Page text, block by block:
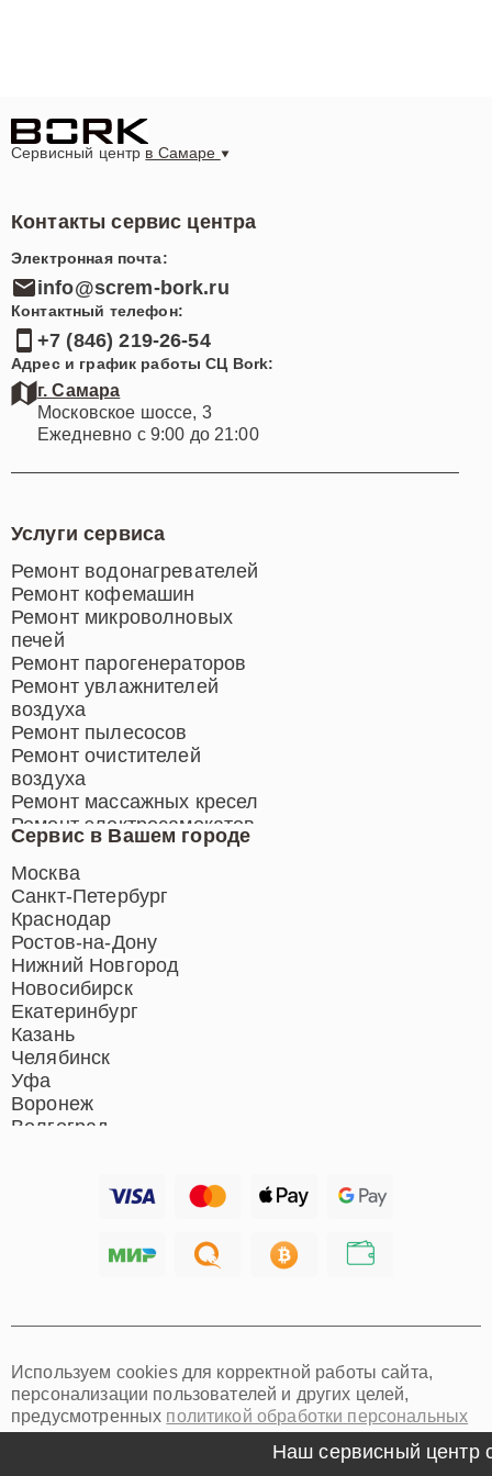
Наш сервисный центр
профессионалам!
Сервисный центр в Самаре
Контакты сервис центра
Электронная почта:
info@screm-bork.ru
Контактный телефон:
+7 (846) 219-26-54
Адрес и график работы СЦ Bork:
г. Самара
Московское шоссе, 3
Ежедневно с 9:00 до 21:00
Сервис в Вашем городе
Москва
Санкт-Петербург
Краснодар
Ростов-на-Дону
Нижний Новгород
Новосибирск
Екатеринбург
Казань
Челябинск
Уфа
Воронеж
Волгоград
Хабаровск
Омск
Красноярск
Пермь
Услуги сервиса
Ремонт водонагревателей
Ремонт кофемашин
Ремонт микроволновых
печей
Ремонт парогенераторов
Ремонт увлажнителей
воздуха
Ремонт пылесосов
Ремонт очистителей
воздуха
Ремонт массажных кресел
Ремонт электросамокатов
Ремонт индукционных плит
Ремонт роботов-пылесосов
Ремонт гладильных систем
Ремонт отпаривателей
Ремонт вертикальных
пылесосов
Используем cookies для корректной работы сайта,
персонализации пользователей и других целей,
предусмотренных политикой обработки персональных
данных